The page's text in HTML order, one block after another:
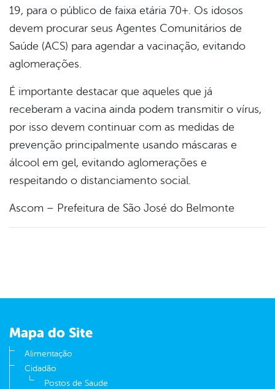
19, para o público de faixa etária 70+. Os idosos
devem procurar seus Agentes Comunitários de
Saúde (ACS) para agendar a vacinação, evitando
aglomerações.
É importante destacar que aqueles que já
receberam a vacina ainda podem transmitir o vírus,
por isso devem continuar com as medidas de
prevenção principalmente usando máscaras e
álcool em gel, evitando aglomerações e
respeitando o distanciamento social.
Ascom – Prefeitura de São José do Belmonte
Mapa do Site
Alimentação
Cidadão
Postos de Saude